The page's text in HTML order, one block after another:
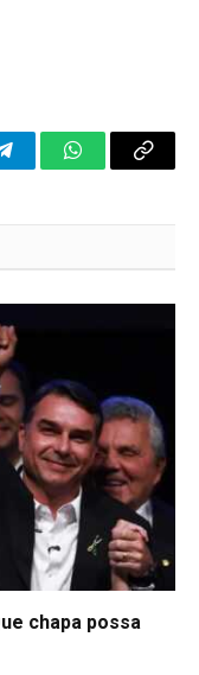
TelegramWhatsApp
Copy
chapa possa